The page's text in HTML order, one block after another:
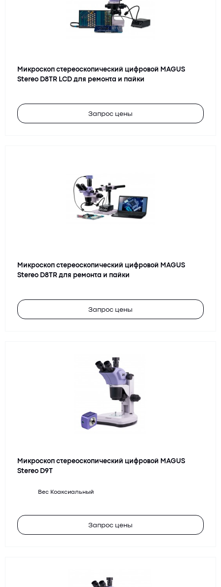
Микроскоп стереоскопический цифровой MAGUS
Stereo D8TR LCD для ремонта и пайки
Запрос цены
Микроскоп стереоскопический цифровой MAGUS
Stereo D8TR для ремонта и пайки
Запрос цены
Микроскоп стереоскопический цифровой MAGUS
Stereo D9T
Вес Коаксиальный
Запрос цены